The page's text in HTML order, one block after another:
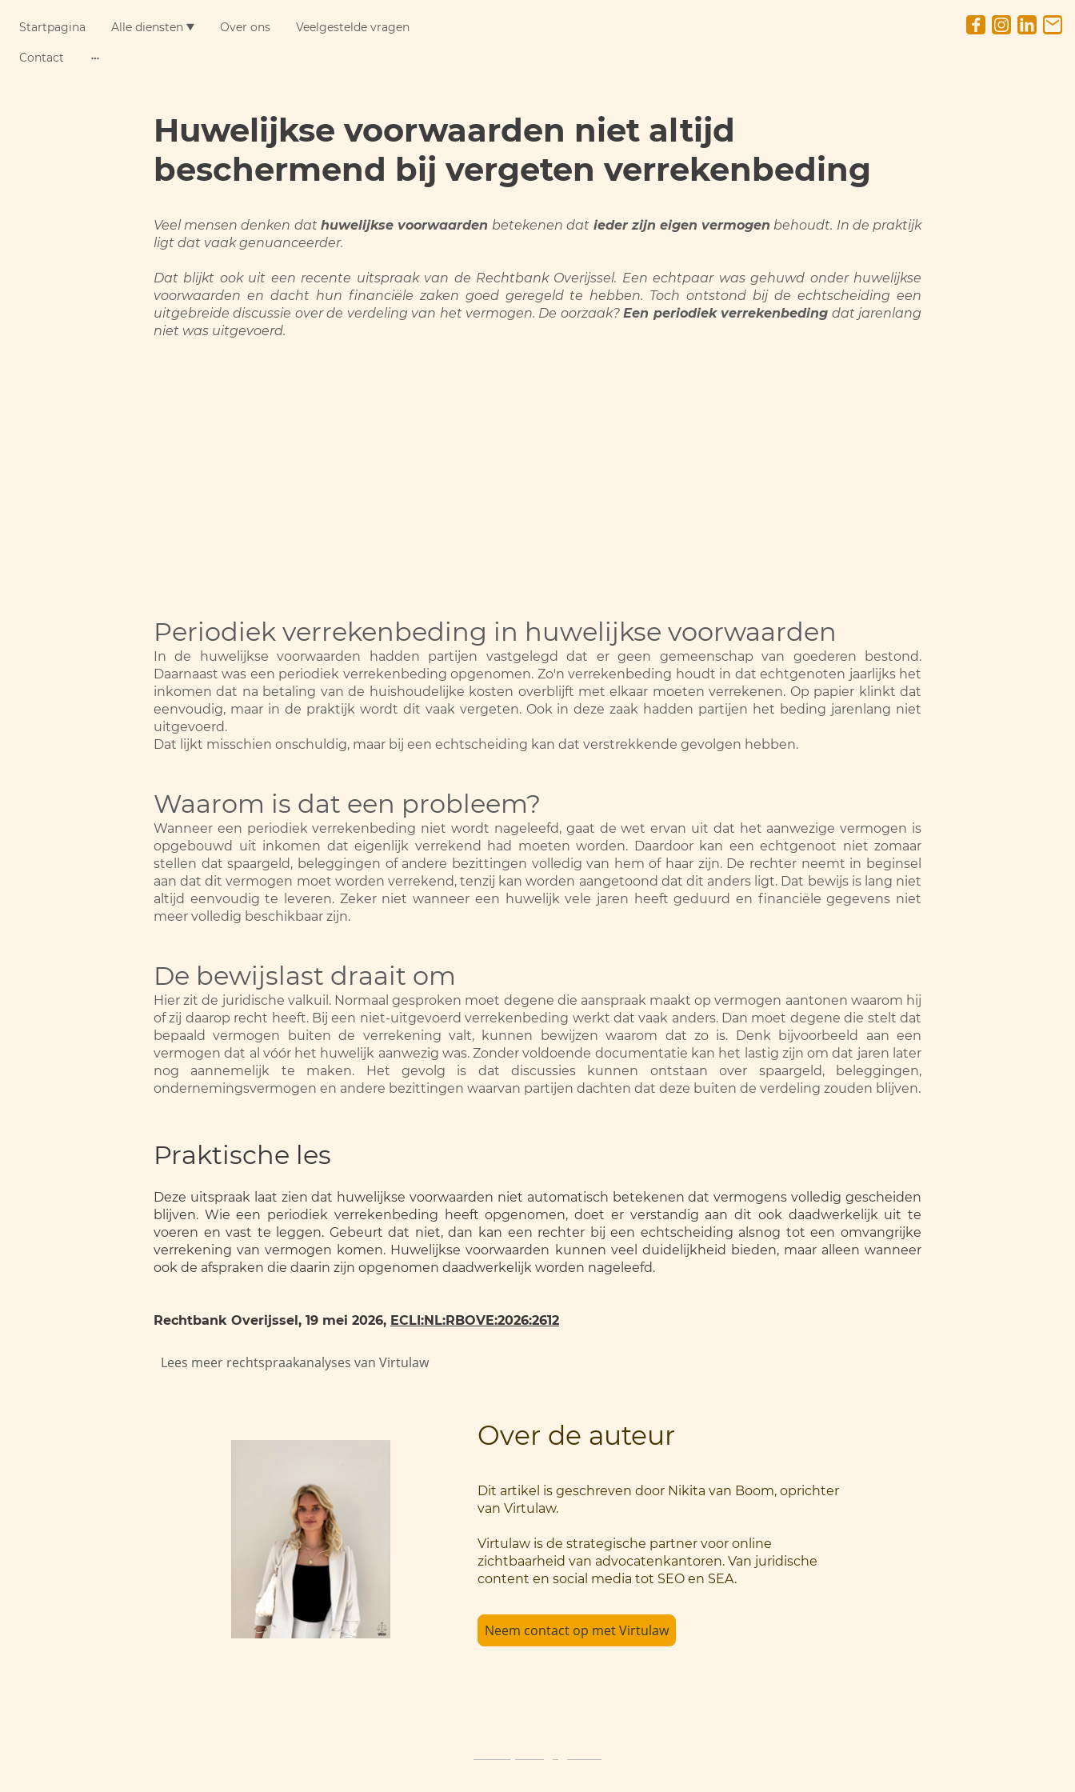
Startpagina Alle diensten Over ons Veelgestelde vragen
Contact
Huwelijkse voorwaarden niet altijd
beschermend bij vergeten verrekenbeding
Veel mensen denken dat huwelijkse voorwaardenbetekenen dat ieder zijn eigen vermogen behoudt. In de praktijk
ligt dat vaak genuanceerder.
Dat blijkt ook uit een recente uitspraak van de Rechtbank Overijssel. Een echtpaar was gehuwd onder huwelijkse
voorwaarden en dacht hun financiële zaken goed geregeld te hebben. Toch ontstond bij de echtscheiding een
uitgebreide discussie over de verdeling van het vermogen. De oorzaak?Een periodiek verrekenbeding dat jarenlang
niet was uitgevoerd.
Periodiek verrekenbeding in huwelijkse voorwaarden
In de huwelijkse voorwaarden hadden partijen vastgelegd dat er geen gemeenschap van goederen bestond.
Daarnaast was een periodiek verrekenbeding opgenomen. Zo'n verrekenbeding houdt in dat echtgenoten jaarlijks het
inkomen dat na betaling van de huishoudelijke kosten overblijft met elkaar moeten verrekenen. Op papier klinkt dat
eenvoudig, maar in de praktijk wordt dit vaak vergeten. Ook in deze zaak hadden partijen het beding jarenlang niet
uitgevoerd.
Dat lijkt misschien onschuldig, maar bij een echtscheiding kan dat verstrekkende gevolgen hebben.
Waarom is dat een probleem?
Wanneer een periodiek verrekenbeding niet wordt nageleefd, gaat de wet ervan uit dat het aanwezige vermogen is
opgebouwd uit inkomen dat eigenlijk verrekend had moeten worden. Daardoor kan een echtgenoot niet zomaar
stellen dat spaargeld, beleggingen of andere bezittingen volledig van hem of haar zijn. De rechter neemt in beginsel
aan dat dit vermogen moet worden verrekend, tenzij kan worden aangetoond dat dit anders ligt. Dat bewijs is lang niet
altijd eenvoudig te leveren. Zeker niet wanneer een huwelijk vele jaren heeft geduurd en financiële gegevens niet
meer volledig beschikbaar zijn.
De bewijslast draait om
Hier zit de juridische valkuil. Normaal gesproken moet degene die aanspraak maakt op vermogen aantonen waarom hij
of zij daarop recht heeft. Bij een niet-uitgevoerd verrekenbeding werkt dat vaak anders. Dan moet degene die stelt dat
bepaald vermogen buiten de verrekening valt, kunnen bewijzen waarom dat zo is. Denk bijvoorbeeld aan een
vermogen dat al vóór het huwelijk aanwezig was. Zonder voldoende documentatie kan het lastig zijn om dat jaren later
nog aannemelijk te maken. Het gevolg is dat discussies kunnen ontstaan over spaargeld, beleggingen,
ondernemingsvermogen en andere bezittingen waarvan partijen dachten dat deze buiten de verdeling zouden blijven.
Praktische les
Deze uitspraak laat zien dat huwelijkse voorwaarden niet automatisch betekenen dat vermogens volledig gescheiden
blijven. Wie een periodiek verrekenbeding heeft opgenomen, doet er verstandig aan dit ook daadwerkelijk uit te
voeren en vast te leggen. Gebeurt dat niet, dan kan een rechter bij een echtscheiding alsnog tot een omvangrijke
verrekening van vermogen komen. Huwelijkse voorwaarden kunnen veel duidelijkheid bieden, maar alleen wanneer
ook de afspraken die daarin zijn opgenomen daadwerkelijk worden nageleefd.
Rechtbank Overijssel, 19 mei 2026, ECLI:NL:RBOVE:2026:2612
Lees meer rechtspraakanalyses van Virtulaw
Over de auteur
Dit artikel is geschreven door Nikita van Boom, oprichter
van Virtulaw.
Virtulaw is de strategische partner voor online
zichtbaarheid van advocatenkantoren. Van juridische
content en social media tot SEO en SEA.
Neem contact op met Virtulaw